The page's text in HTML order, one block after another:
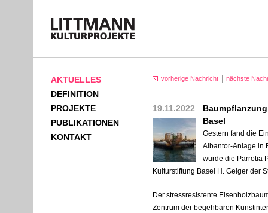
AKTUELLES
DEFINITION
PROJEKTE
PUBLIKATIONEN
KONTAKT
vorherige Nachricht nächste
19.11.2022
Basel
Gestern fand die
Albantor-Anlage in
wurde die Parrotia
Kulturstiftung Basel H. Geiger der
Der stressresistente
Zentrum der begehbaren